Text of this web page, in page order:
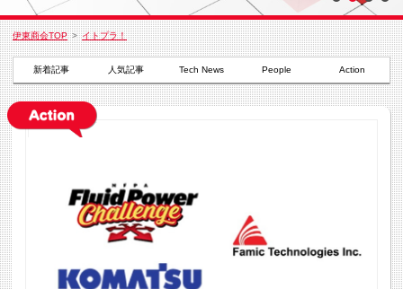
伊東商会TOP イトプラ！
新着記事 人気記事 Tech News People Action